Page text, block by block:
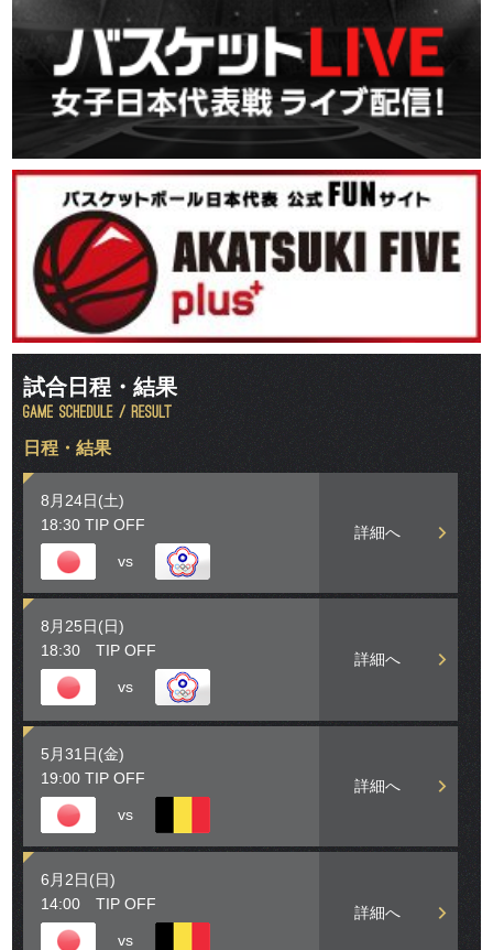
試合日程・結果
日程・結果
8月24日(土)
18:30 TIP OFF
vs
詳細へ
8月25日(日)
18:30 TIP OFF
vs
詳細へ
5月31日(金)
19:00 TIP OFF
vs
詳細へ
6月2日(日)
14:00 TIP OFF
vs
詳細へ